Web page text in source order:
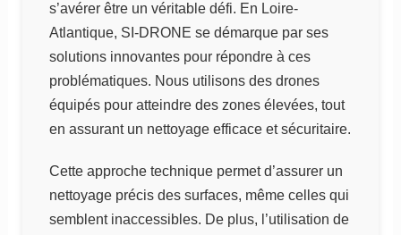
s’avérer être un véritable défi. En Loire-
Atlantique, SI-DRONE se démarque par ses
solutions innovantes pour répondre à ces
problématiques. Nous utilisons des drones
équipés pour atteindre des zones élevées, tout
en assurant un nettoyage efficace et sécuritaire.
Cette approche technique permet d’assurer un
nettoyage précis des surfaces, même celles qui
semblent inaccessibles. De plus, l’utilisation de